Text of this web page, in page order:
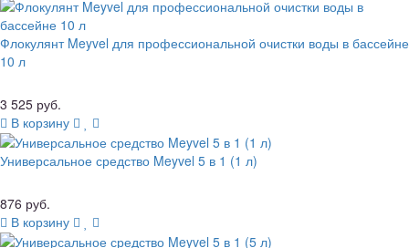
Флокулянт Meyvel для профессиональной очистки воды в бассейне
10 л
3 525 руб.
В корзину
Универсальное средство Meyvel 5 в 1 (1 л)
876 руб.
В корзину